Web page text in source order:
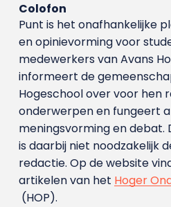
Colofon
Punt is het onafhankelijke
en opinievorming voor
medewerkers van Avans
informeert de
Hogeschool over voor hen
onderwerpen en fungeert
meningsvorming en debat.
is daarbij niet noodzakelijk
redactie. Op de website
artikelen van het Hoger
(HOP).